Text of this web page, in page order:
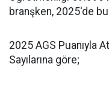
branşken, 2025'de
2025 AGS Puanıyla
Sayılarına göre;